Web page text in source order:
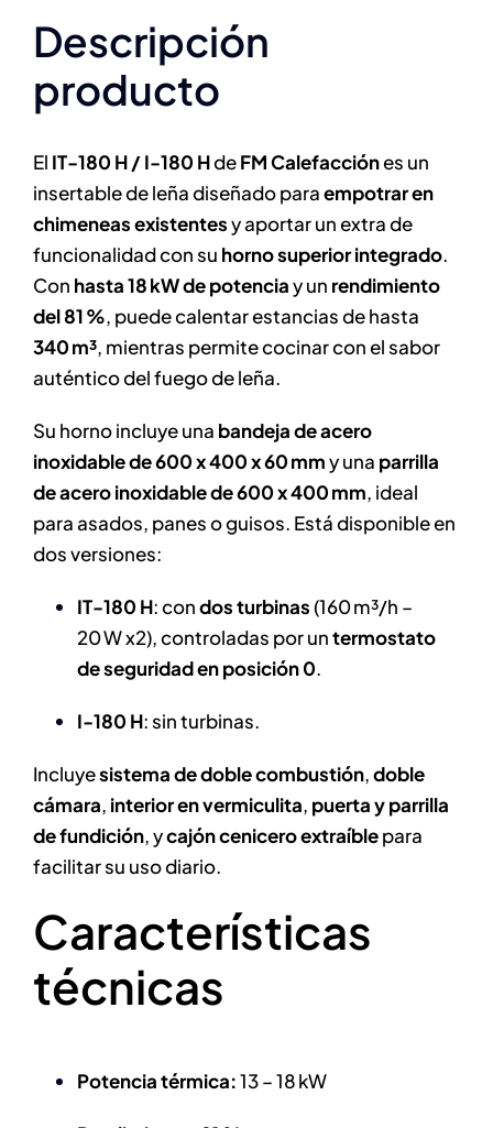
–
FM
Calefacción
Descripción
producto
El IT-180 H / I-180 HdeFM Calefacciónes un
insertable de leña diseñado paraempotrar en
chimeneas existentesy aportar un extra de
funcionalidad con su horno superior integrado.
Con hasta 18 kW de potenciay un rendimiento
del 81 %, puede calentar estancias de hasta
340 m³, mientras permite cocinar con el sabor
auténtico del fuego de leña.
Su horno incluye una bandeja de acero
inoxidable de 600 x 400 x 60 mmy una parrilla
de acero inoxidable de 600 x 400 mm, ideal
para asados, panes o guisos. Está disponible en
dos versiones:
IT-180 H: condos turbinas (160 m³/h –
20 W x2), controladas por untermostato
de seguridad en posición 0.
I-180 H: sin turbinas.
Incluyesistema de doble combustión,doble
cámara, interior en vermiculita, puerta y parrilla
de fundición, ycajón cenicero extraíblepara
facilitar su uso diario.
Características
técnicas
Potencia térmica:13 – 18 kW